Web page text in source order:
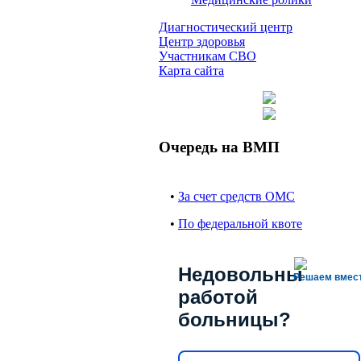
Диагностический центр
Центр здоровья
Участникам СВО
Карта сайта
Очередь на ВМП
• За счет средств ОМС
• По федеральной квоте
Решаем
Недовольны
работой
больницы?